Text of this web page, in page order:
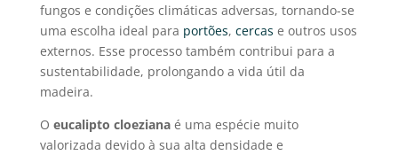
fungos e condições climáticas adversas, tornando-se
uma escolha ideal para portões, cercas e outros usos
externos. Esse processo também contribui para a
sustentabilidade, prolongando a vida útil da
madeira.
O eucalipto cloezianaé uma espécie muito
valorizada devido à sua alta densidade e